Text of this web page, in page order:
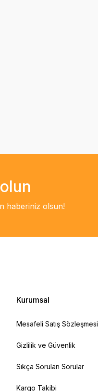
haberiniz olsun!
Kurumsal
Mesafeli Satış Sözleşmesi
Gizlilik ve Güvenlik
Sıkça Sorulan Sorular
Kargo Takibi